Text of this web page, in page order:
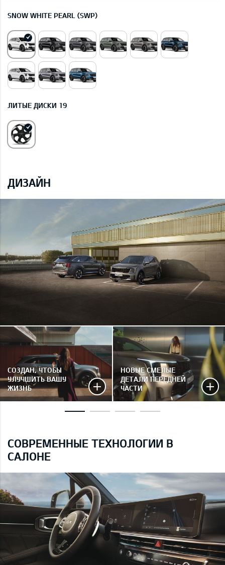
SNOW WHITE PEARL (SWP)
ЛИТЫЕ ДИСКИ 19
ДИЗАЙН
СОЗДАН, ЧТОБЫ
УЛУЧШИТЬ ВАШУ
ЖИЗНЬ
НОВЫЕ СМЕЛЫЕ
ДЕТАЛИ ПЕРЕДНЕЙ
ЧАСТИ
СОВРЕМЕННЫЕ ТЕХНОЛОГИИ В
САЛОНЕ